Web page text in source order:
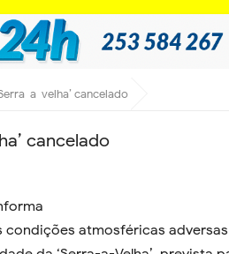
a-velha’ cancelado
cancelado
atmosféricas